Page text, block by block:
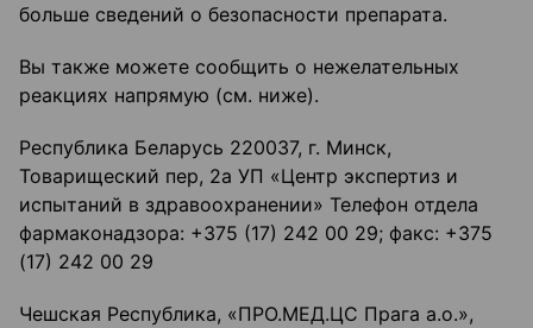
больше сведений о безопасности препарата.
Вы также можете сообщить о нежелательных
реакциях напрямую (см. ниже).
Республика Беларусь 220037, г. Минск,
Товарищеский пер, 2а УП «Центр экспертиз и
испытаний в здравоохранении» Телефон отдела
фармаконадзора: +375 (17) 242 00 29; факс: +375
(17) 242 00 29
Чешская Республика, «ПРО.МЕД.ЦС Прага а.о.»,